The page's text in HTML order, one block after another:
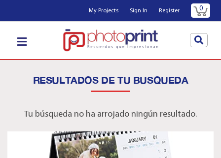
My Projects Sign In Register 0
RESULTADOS DE TU BUSQUEDA
Tu búsqueda no ha arrojado ningún resultado.